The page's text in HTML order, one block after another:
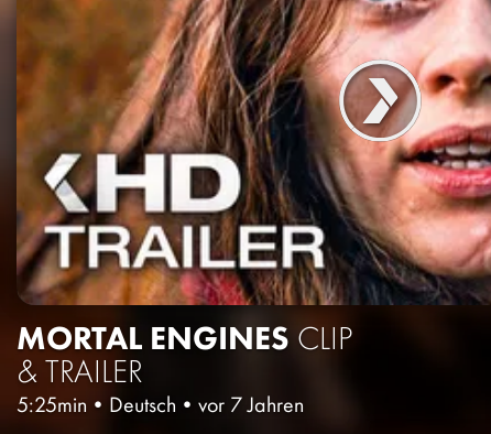
MORTAL ENGINES CLIP
& TRAILER
5:25min • Deutsch • vor 7 Jahren